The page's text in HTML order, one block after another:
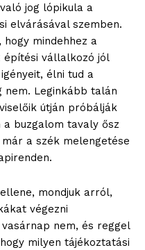
jog lópikula a
elvárásával szemben.
mindehhez a
építési vállalkozó jól
élni tud a
nem. Leginkább talán
útján próbálják
buzgalom tavaly ősz
a szék melengetése
mondjuk arról,
végezni
nem, és reggel
milyen tájékoztatási